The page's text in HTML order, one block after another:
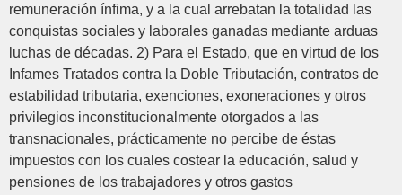
remuneración ínfima, y a la cual arrebatan la totalidad las
conquistas sociales y laborales ganadas mediante arduas
luchas de décadas. 2) Para el Estado, que en virtud de los
Infames Tratados contra la Doble Tributación, contratos de
estabilidad tributaria, exenciones, exoneraciones y otros
privilegios inconstitucionalmente otorgados a las
transnacionales, prácticamente no percibe de éstas
impuestos con los cuales costear la educación, salud y
pensiones de los trabajadores y otros gastos